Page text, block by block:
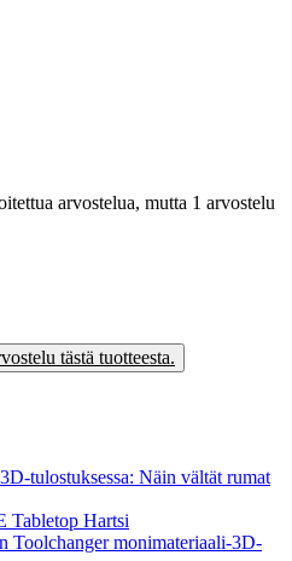
arvostelua, mutta 1 arvostelu
tästä tuotteesta.
tulostuksessa: Näin vältät rumat
Tabletop Hartsi
Toolchanger monimateriaali-3D-